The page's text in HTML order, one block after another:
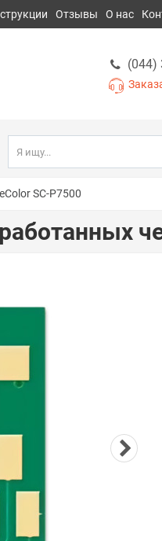
Отзывы О нас
(044)
SC-P7500